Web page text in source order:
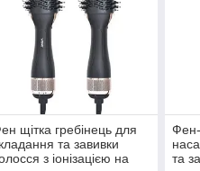
щітка гребінець для
та завивки
з іонізацією на
та